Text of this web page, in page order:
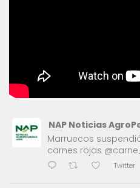
NAP Noticias
Marruecos
carnes rojas
Twitter